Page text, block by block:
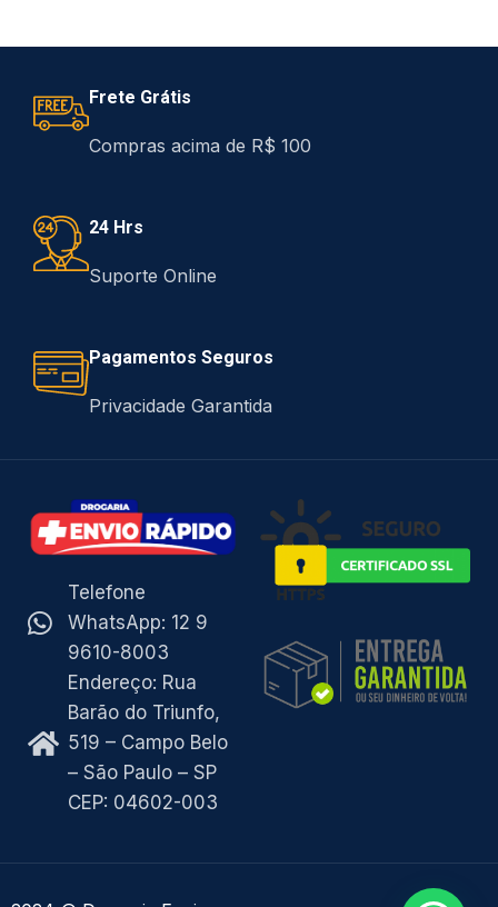
Frete Grátis
Compras acima de R$ 100
24 Hrs
Suporte Online
Pagamentos Seguros
Privacidade Garantida
Telefone
WhatsApp: 12 9
9610-8003
Endereço: Rua
Barão do Triunfo,
519 – Campo Belo
– São Paulo – SP
CEP: 04602-003